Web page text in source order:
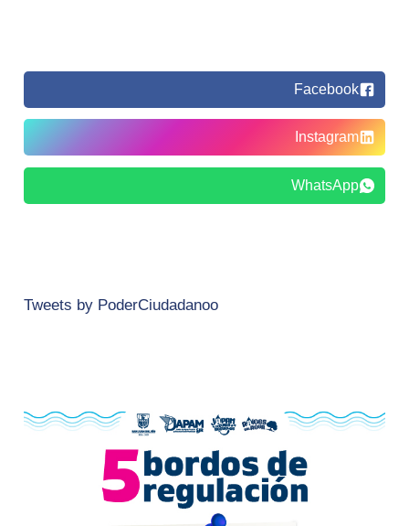
Facebook
Instagram
WhatsApp
Tweets by PoderCiudadanoo